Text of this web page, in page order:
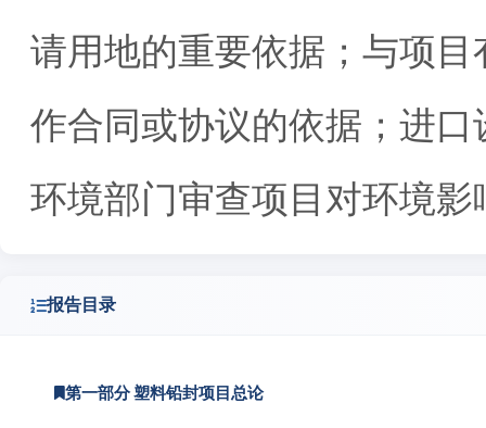
请用地的重要依据；与项
作合同或协议的依据；进
环境部门审查项目对环境影
报告目录
第一部分 塑料铅封项目总论